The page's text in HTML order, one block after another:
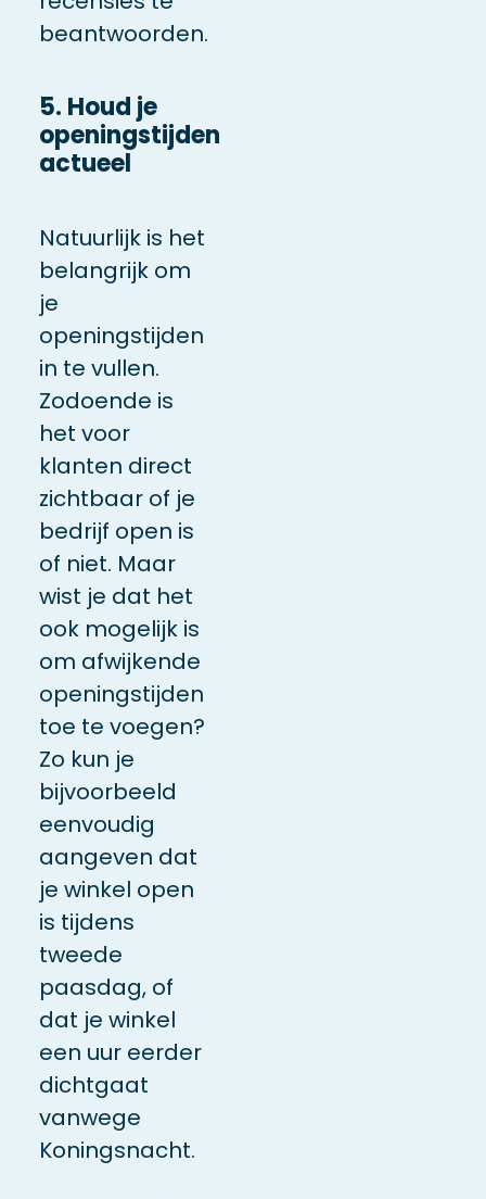
beantwoorden.
5. Houd je
openingstijden
actueel
Natuurlijk is het
belangrijk om
je
openingstijden
in te vullen.
Zodoende is
het voor
klanten direct
zichtbaar of je
bedrijf open is
of niet. Maar
wist je dat het
ook mogelijk is
om afwijkende
openingstijden
toe te voegen?
Zo kun je
bijvoorbeeld
eenvoudig
aangeven dat
je winkel open
is tijdens
tweede
paasdag, of
dat je winkel
een uur eerder
dichtgaat
vanwege
Koningsnacht.